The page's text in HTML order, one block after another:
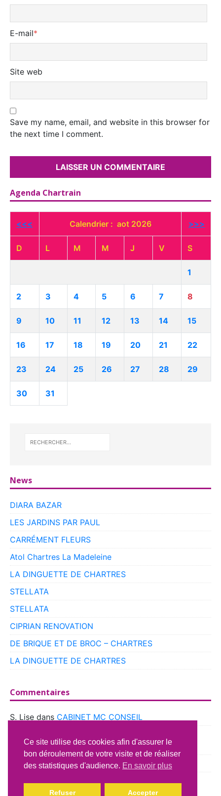
E-mail*
Site web
Save my name, email, and website in this browser for
the next time I comment.
Agenda Chartrain
<<< Calendrier : aot 2026 >>>
D L M M J V S
1
2 3 4 5 6 7 8
9 10 11 12 13 14 15
16 17 18 19 20 21 22
23 24 25 26 27 28 29
30 31
News
DIARA BAZAR
LES JARDINS PAR PAUL
CARRÉMENT FLEURS
Atol Chartres La Madeleine
LA DINGUETTE DE CHARTRES
STELLATA
STELLATA
CIPRIAN RENOVATION
DE BRIQUE ET DE BROC – CHARTRES
LA DINGUETTE DE CHARTRES
Commentaires
S. Lise dans CABINET MC CONSEIL
BEAUCE
Richard LaverydansATELIER DU CAMPING CAR
Ce site utilise des cookies afin d'assurer le
bon déroulement de votre visite et de réaliser
des statistiques d'audience. En savoir plus
Refuser Accepter